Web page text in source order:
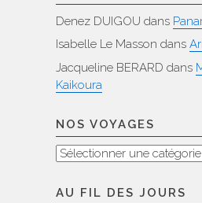
Denez DUIGOU dans
Isabelle Le Masson dans
Jacqueline BERARD dans
Kaikoura
NOS VOYAGES
Nos
AU FIL DES JOURS